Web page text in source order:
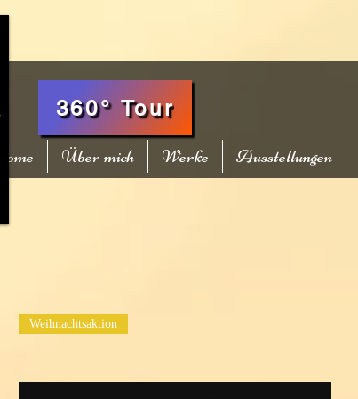
360° Tour
Home Über mich Werke Ausstellungen
Weihnachtsaktion